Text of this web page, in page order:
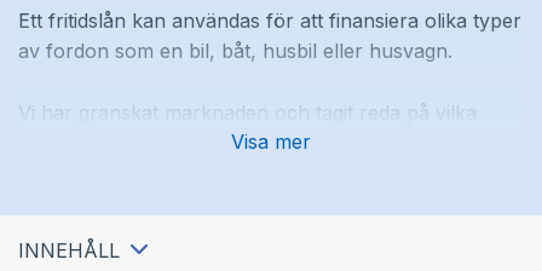
Privatlån
Ett fritidslån kan användas för att finansiera olika typer
av fordon som en bil, båt, husbil eller husvagn.
Vi har granskat marknaden och tagit reda på vilka
långivare som erbjuda denna typen av lån. Här finner
passar din ekonomiska situation bäst.
Visa mer
INNEHÅLL